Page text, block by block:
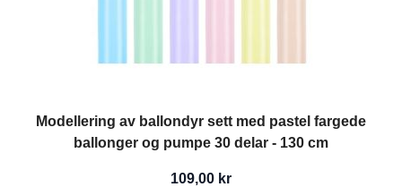
Modellering av ballondyr sett med pastel fargede
ballonger og pumpe 30 delar - 130 cm
109,00 kr